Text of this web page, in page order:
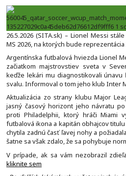
26.5.2026 (SITA.sk) – Lionel Messi
MS 2026, na ktorých bude
Argentínska futbalová hviezda Lionel
začiatkom majstrovstiev sveta v
keďže lekári mu diagnostikovali
svalu. Informoval o tom jeho klub Inter
Aktualizácia zo strany klubu Major
jasný časový horizont jeho návratu
proti Philadelphii, ktorý hráči Miami
futbalová ikona a kapitán obhajcov
chytila zadnú časť ľavej nohy a
šatne sa však zdalo, že sa pohybuje
V prípade, ak sa vám nezobrazil
kliknite sem